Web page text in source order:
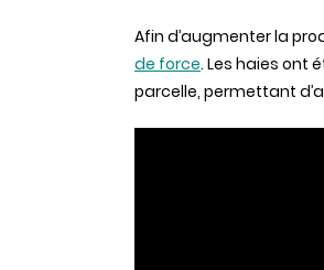
Afin d’augmenter la
de force. Les haies ont
parcelle, permettant